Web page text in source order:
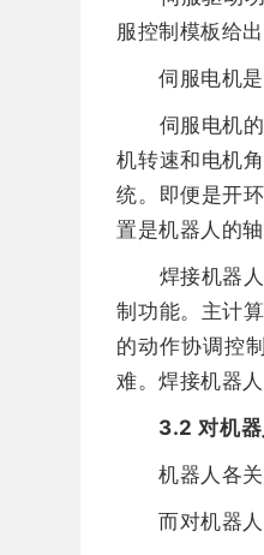
服控制模板给
伺服电机是
伺服电机的
机转速和电机
统。即便是开
置是机器人的
焊接机器人
制功能。主计
的动作协调控
难。焊接机器
3.2 对机
机器人各关
而对机器人